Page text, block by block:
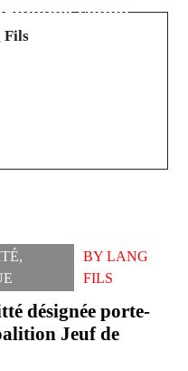
connu
Fils
,
BY LANG
FILS
désignée porte-
Jeuf de